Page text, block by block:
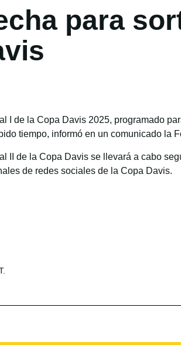
para
I de la Copa Davis 2025, programado
tiempo, informó en un comunicado la
II de la Copa Davis se llevará a cabo
de redes sociales de la Copa Davis.